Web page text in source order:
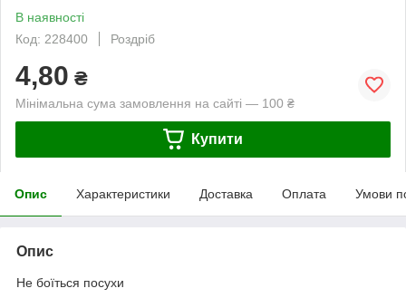
В наявності
Код: 228400
Роздріб
4,80 ₴
Мінімальна сума замовлення на сайті — 100 ₴
Купити
Опис Характеристики Доставка Оплата Умови
Опис
Не боїться посухи